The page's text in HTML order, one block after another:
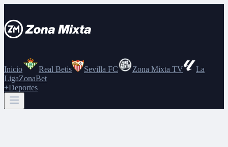
Inicio Real Betis Sevilla FC Zona Mixta TV
La
LigaZonaBet
+Deportes